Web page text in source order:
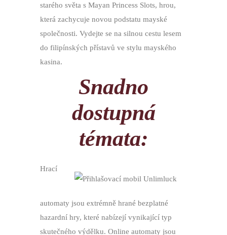
starého světa s Mayan Princess Slots, hrou,
která zachycuje novou podstatu mayské
společnosti. Vydejte se na silnou cestu lesem
do filipínských přístavů ve stylu mayského
kasina.
Snadno
dostupná
témata:
Hrací
automaty jsou extrémně hrané bezplatné
hazardní hry, které nabízejí vynikající typ
skutečného výdělku. Online automaty jsou